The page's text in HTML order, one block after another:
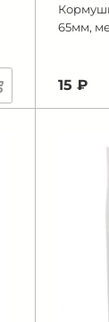
65мм,
15 ₽